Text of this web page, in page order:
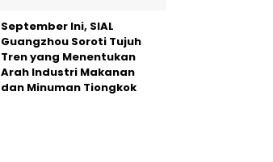
September Ini, SIAL
Guangzhou Soroti Tujuh
Tren yang Menentukan
Arah Industri Makanan
dan Minuman Tiongkok